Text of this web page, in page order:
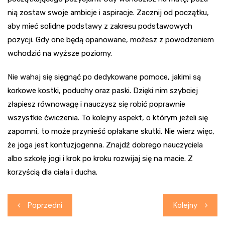
nią zostaw swoje ambicje i aspiracje. Zacznij od początku,
aby mieć solidne podstawy z zakresu podstawowych
pozycji. Gdy one będą opanowane, możesz z powodzeniem
wchodzić na wyższe poziomy.
Nie wahaj się sięgnąć po dedykowane pomoce, jakimi są
korkowe kostki, poduchy oraz paski. Dzięki nim szybciej
złapiesz równowagę i nauczysz się robić poprawnie
wszystkie ćwiczenia. To kolejny aspekt, o którym jeżeli się
zapomni, to może przynieść opłakane skutki. Nie wierz więc,
że joga jest kontuzjogenna. Znajdź dobrego nauczyciela
albo szkołę jogi i krok po kroku rozwijaj się na macie. Z
korzyścią dla ciała i ducha.
Nawigacja
wpisu
Poprzedni Kolejny